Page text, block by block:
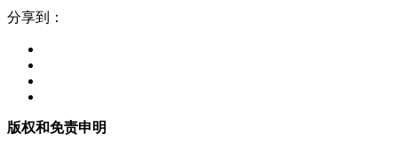
分享到：
版权和免责申明